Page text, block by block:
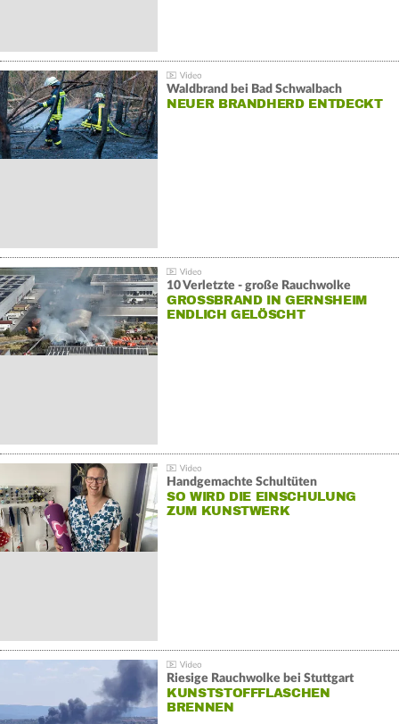
Waldbrand bei Bad Schwalbach
NEUER BRANDHERD ENTDECKT
10 Verletzte - große Rauchwolke
GROSSBRAND IN GERNSHEIM E
NDLICH GELÖSCHT
Handgemachte Schultüten
SO WIRD DIE EINSCHULUNG
ZUM KUNSTWERK
Riesige Rauchwolke bei Stuttgart
KUNSTSTOFFFLASCHEN
BRENNEN